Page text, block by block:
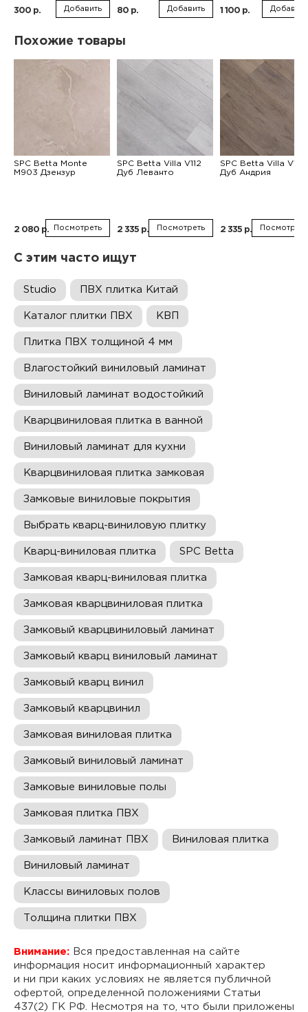
300 р. Добавить 80 р. Добавить 1 100 р. Добавить
Похожие товары
SPC Betta Monte
M903 Дзензур
2 080 р. Посмотреть
SPC Betta Villa V112
Дуб Леванто
2 335 р. Посмотреть
SPC Betta Villa V111
Дуб Андрия
2 335 р. Посмотреть
С этим часто ищут
Studio ПВХ плитка Китай
Каталог плитки ПВХ КВП
Плитка ПВХ толщиной 4 мм
Влагостойкий виниловый ламинат
Виниловый ламинат водостойкий
Кварцвиниловая плитка в ванной
Виниловый ламинат для кухни
Кварцвиниловая плитка замковая
Замковые виниловые покрытия
Выбрать кварц-виниловую плитку
Кварц-виниловая плитка SPC Betta
Замковая кварц-виниловая плитка
Замковая кварцвиниловая плитка
Замковый кварцвиниловый ламинат
Замковый кварц виниловый ламинат
Замковый кварц винил
Замковый кварцвинил
Замковая виниловая плитка
Замковый виниловый ламинат
Замковые виниловые полы
Замковая плитка ПВХ
Замковый ламинат ПВХ Виниловая плитка
Виниловый ламинат
Классы виниловых полов
Толщина плитки ПВХ
Внимание: Вся предоставленная на сайте
информация носит информационный характер
и ни при каких условиях не является публичной
офертой, определенной положениями Статьи
437(2) ГК РФ. Несмотря на то, что были приложены